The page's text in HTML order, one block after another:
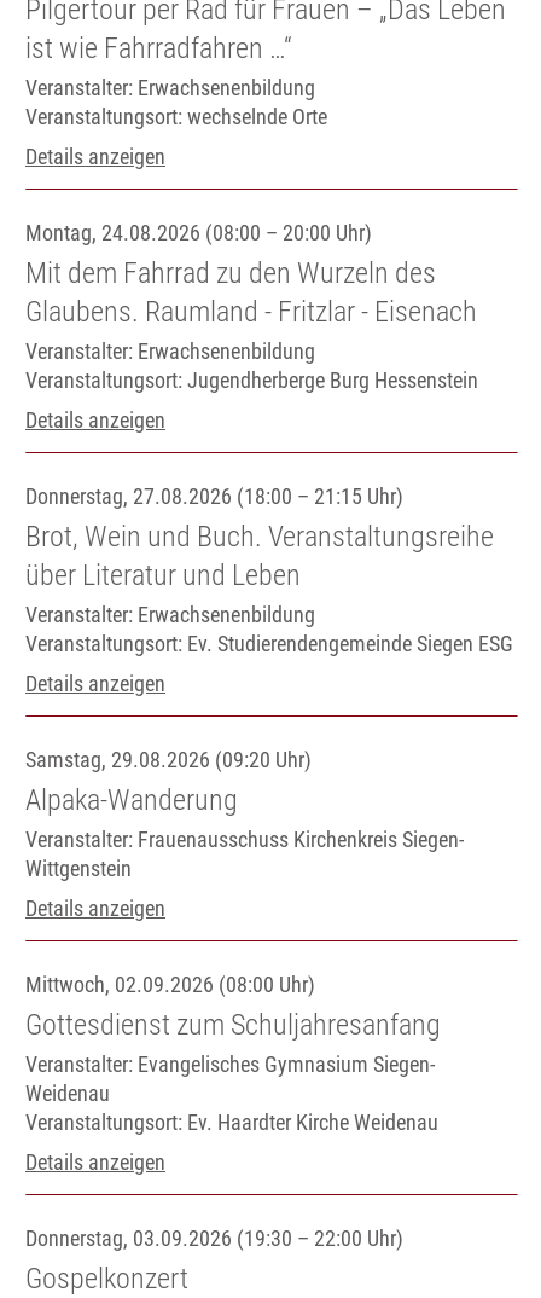
Pilgertour per Rad für Frauen – „Das Leben
ist wie Fahrradfahren …“
Veranstalter: Erwachsenenbildung
Veranstaltungsort: wechselnde Orte
Details anzeigen
Montag, 24.08.2026 (08:00 – 20:00 Uhr)
Mit dem Fahrrad zu den Wurzeln des
Glaubens. Raumland - Fritzlar - Eisenach
Veranstalter: Erwachsenenbildung
Veranstaltungsort: Jugendherberge Burg Hessenstein
Details anzeigen
Donnerstag, 27.08.2026 (18:00 – 21:15 Uhr)
Brot, Wein und Buch. Veranstaltungsreihe
über Literatur und Leben
Veranstalter: Erwachsenenbildung
Veranstaltungsort: Ev. Studierendengemeinde Siegen ESG
Details anzeigen
Samstag, 29.08.2026 (09:20 Uhr)
Alpaka-Wanderung
Veranstalter: Frauenausschuss Kirchenkreis Siegen-
Wittgenstein
Details anzeigen
Mittwoch, 02.09.2026 (08:00 Uhr)
Gottesdienst zum Schuljahresanfang
Veranstalter: Evangelisches Gymnasium Siegen-
Weidenau
Veranstaltungsort: Ev. Haardter Kirche Weidenau
Details anzeigen
Donnerstag, 03.09.2026 (19:30 – 22:00 Uhr)
Gospelkonzert